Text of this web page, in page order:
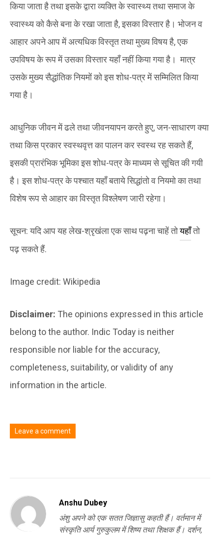
किया जाता है तथा इसके द्वारा व्यक्ति के स्वास्थ्य तथा समाज के
स्वास्थ्य को कैसे बना के रखा जाता है, इसका विस्तार है। भोजन व
आहार अपने आप में अत्यधिक विस्तृत तथा मुख्य विषय है, एक
उपविषय के रूप में उसका विस्तार यहाँ नहीं किया गया है। मात्र
उसके मुख्य सैद्धांतिक नियमों को इस शोध-पत्र में सम्मिलित किया
गया है।
आधुनिक जीवन में ढले तथा जीवनयापन करते हुए, जन-साधारण क्या
तथा किस प्रकार स्वस्थवृत्त का पालन कर स्वस्थ रह सकते हैं,
इसकी प्रारंभिक भूमिका इस शोध-पत्र के माध्यम से सूचित की गयी
है। इस शोध-पत्र के पश्चात यहाँ बताये सिद्धांतो व नियमो का तथा
विशेष रूप से आहार का विस्तृत विश्लेषण जारी रहेगा।
सूचन: यदि आप यह लेख-श्रृखंला एक साथ पढ़ना चाहें तोयहाँतो
पढ़ सकते हैं.
Image credit: Wikipedia
Disclaimer: The opinions expressed in this article
belong to the author. Indic Today is neither
responsible nor liable for the accuracy,
completeness, suitability, or validity of any
information in the article.
Leave a comment
Anshu Dubey
अंशु अपने को एक सतत जिज्ञासु कहती हैं। वर्तमान में
संस्कृति आर्य गुरुकुलम में शिष्य तथा शिक्षक हैं। दर्शन,